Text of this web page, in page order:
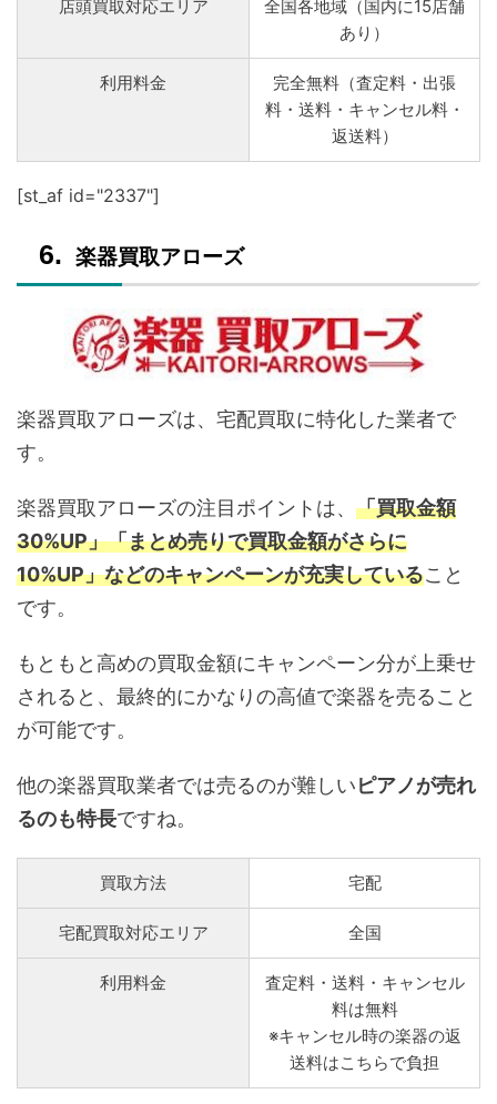
店頭買取対応エリア
全国各地域（国内に15店舗
あり）
利用料金
完全無料（査定料・出張
料・送料・キャンセル料・
返送料）
[st_af id="2337"]
楽器買取アローズ
楽器買取アローズは、宅配買取に特化した業者で
す。
楽器買取アローズの注目ポイントは、 「買取金額
30%UP」「まとめ売りで買取金額がさらに
10%UP」などのキャンペーンが充実していること
です。
もともと高めの買取金額にキャンペーン分が上乗せ
されると、最終的にかなりの高値で楽器を売ること
が可能です。
他の楽器買取業者では売るのが難しいピアノが売れ
るのも特長ですね。
買取方法 宅配
宅配買取対応エリア 全国
利用料金
査定料・送料・キャンセル
料は無料
※キャンセル時の楽器の返
送料はこちらで負担